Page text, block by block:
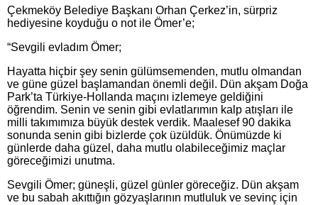
Çekmeköy Belediye Başkanı Orhan Çerkez’in, sürpriz
hediyesine koyduğu o not ile Ömer’e;
“Sevgili evladım Ömer;
Hayatta hiçbir şey senin gülümsemenden, mutlu olmandan
ve güne güzel başlamandan önemli değil. Dün akşam Doğa
Park’ta Türkiye-Hollanda maçını izlemeye geldiğini
öğrendim. Senin ve senin gibi evlatlarımın kalp atışları ile
milli takımımıza büyük destek verdik. Maalesef 90 dakika
sonunda senin gibi bizlerde çok üzüldük. Önümüzde ki
günlerde daha güzel, daha mutlu olabileceğimiz maçlar
göreceğimizi unutma.
Sevgili Ömer; güneşli, güzel günler göreceğiz. Dün akşam
ve bu sabah akıttığın gözyaşlarının mutluluk ve sevinç için